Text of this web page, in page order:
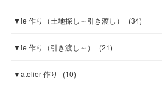
▼ie 作り（土地探し～引き渡し） (34)
▼ie 作り（引き渡し～） (21)
▼atelier 作り (10)